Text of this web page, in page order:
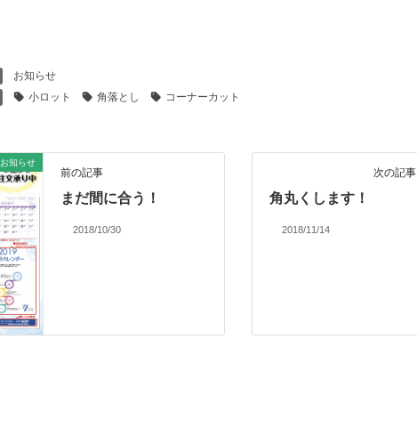
お知らせ
小ロット 角落とし コーナーカット
お知らせ
前の記事
まだ間に合う！
2018/10/30
次の記事
角丸くします！
2018/11/14